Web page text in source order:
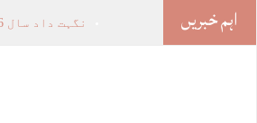
اہم خبریں نگہت داد سال 2026 کی عالمی ‘چیف ان اے آئی 100’ فہرست میں شامل